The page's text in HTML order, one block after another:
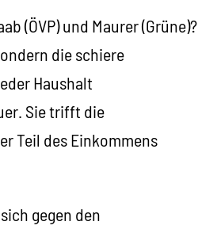
(ÖVP) und Maurer (Grüne)?
die schiere
Haushalt
Sie trifft die
Teil des Einkommens
gegen den